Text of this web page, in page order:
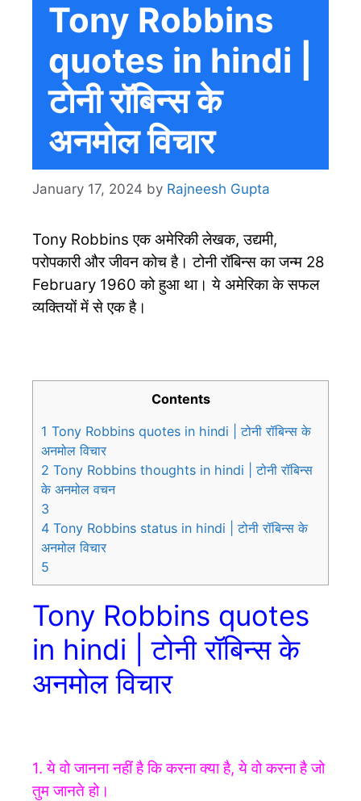
Tony Robbins
quotes in hindi |
टोनी रॉबिन्स के
अनमोल विचार
January 17, 2024 by Rajneesh Gupta
Tony Robbins एक अमेरिकी लेखक, उद्यमी,
परोपकारी और जीवन कोच है। टोनी रॉबिन्स का जन्म 28
February 1960 को हुआ था। ये अमेरिका के सफल
व्यक्तियों में से एक है।
Contents
1 Tony Robbins quotes in hindi | टोनी रॉबिन्स के
अनमोल विचार
2 Tony Robbins thoughts in hindi | टोनी रॉबिन्स
के अनमोल वचन
3
4 Tony Robbins status in hindi | टोनी रॉबिन्स के
अनमोल विचार
5
Tony Robbins quotes
in hindi | टोनी रॉबिन्स के
अनमोल विचार
1. ये वो जानना नहीं है कि करना क्या है, ये वो करना है जो
तुम जानते हो।